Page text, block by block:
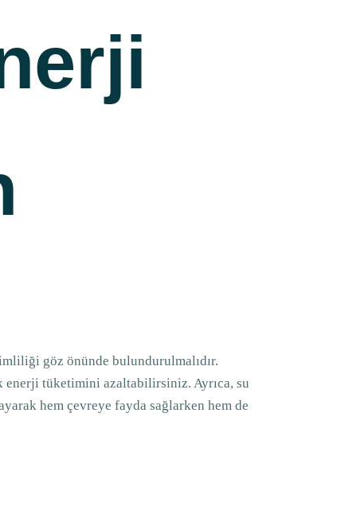
göz önünde bulundurulmalıdır.
enerji tüketimini azaltabilirsiniz. Ayrıca, su
hem çevreye fayda sağlarken hem de